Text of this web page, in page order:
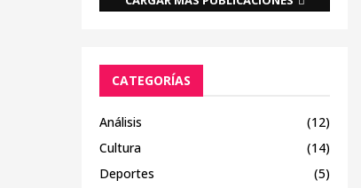
CATEGORÍAS
Análisis
(12)
Cultura
(14)
Deportes
(5)